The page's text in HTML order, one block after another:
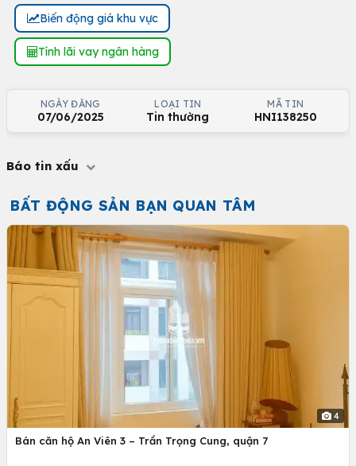
Biến động giá khu vực
Tính lãi vay ngân hàng
NGÀY ĐĂNG
07/06/2025
LOẠI TIN
Tin thường
MÃ TIN
HNI138250
Báo tin xấu
BẤT ĐỘNG SẢN BẠN QUAN TÂM
4
Bán căn hộ An Viên 3 – Trần Trọng Cung, quận 7